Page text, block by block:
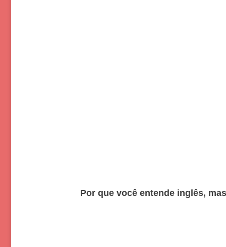
Por que você entende inglês,